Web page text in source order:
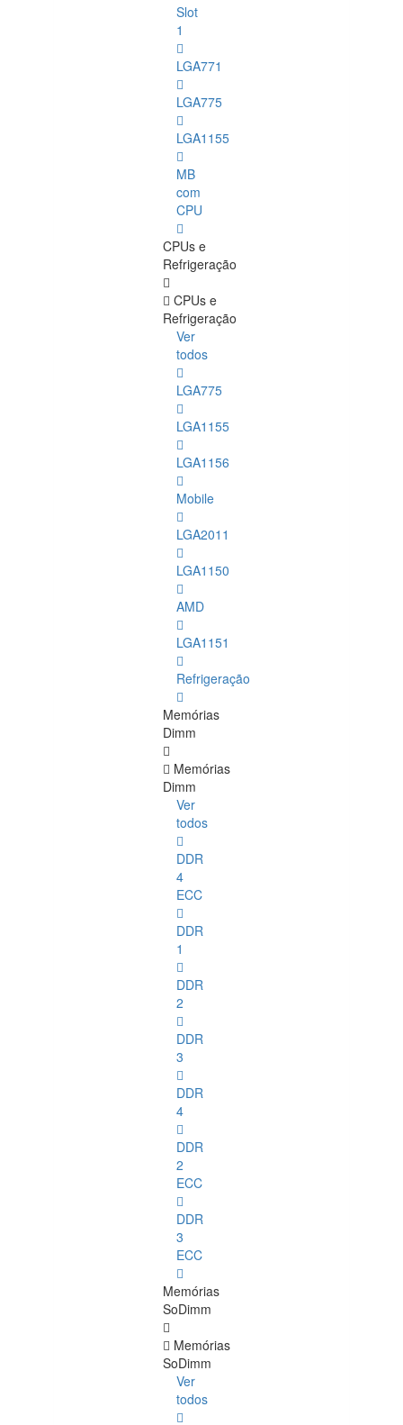
Slot
1
LGA771
LGA775
LGA1155
MB
com
CPU
CPUs e
Refrigeração
CPUs e
Refrigeração
Ver
todos
LGA775
LGA1155
LGA1156
Mobile
LGA2011
LGA1150
AMD
LGA1151
Refrigeração
Memórias
Dimm
Memórias
Dimm
Ver
todos
DDR
4
ECC
DDR
1
DDR
2
DDR
3
DDR
4
DDR
2
ECC
DDR
3
ECC
Memórias
SoDimm
Memórias
SoDimm
Ver
todos